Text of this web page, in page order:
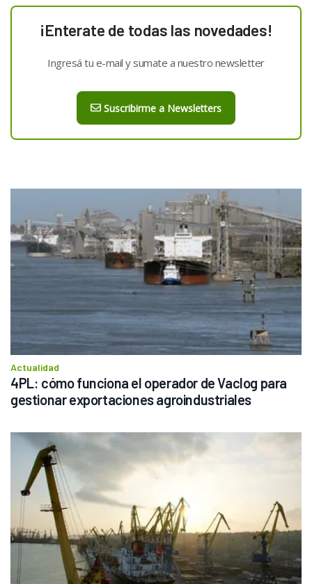
¡Enterate de todas las novedades!
Ingresá tu e-mail y sumate a nuestro newsletter
Suscribirme a Newsletters
Actualidad
4PL: cómo funciona el operador de Vaclog para
gestionar exportaciones agroindustriales